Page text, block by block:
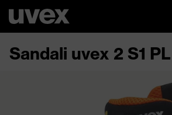
Sandali uvex 2 S1